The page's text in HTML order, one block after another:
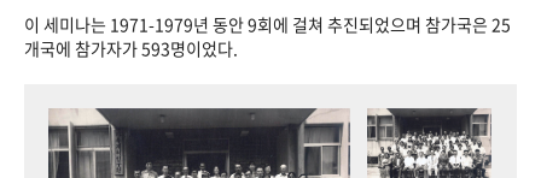
이 세미나는 1971-1979년 동안 9회에 걸쳐 추진되었으며 참가국은 25
개국에 참가자가 593명이었다.